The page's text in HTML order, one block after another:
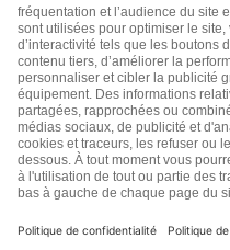
Bien-être
Loisirs / sport
Conseils Beauté
Famille
Plan du site
Nutrition